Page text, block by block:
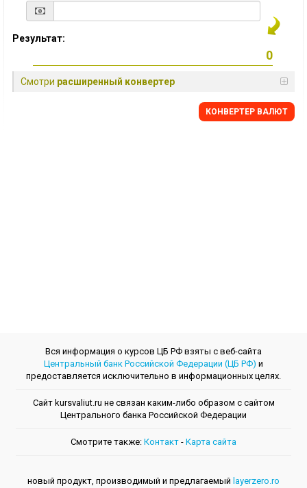
Результат:
Смотри расширенный конвертер
КОНВЕРТЕР ВАЛЮТ
Вся информация о курсов ЦБ РФ взяты с веб-сайта
Центральный банк Российской Федерации (ЦБ РФ) и
предоставляется исключительно в информационных целях.
Сайт kursvaliut.ru не связан каким-либо образом с сайтом
Центрального банкa Российской Федерации
Смотрите также: Контакт - Kарта сайта
новый продукт, производимый и предлагаемый layerzero.ro